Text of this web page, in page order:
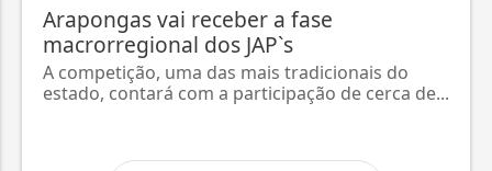
Arapongas vai receber a fase
macrorregional dos JAP`s
A competição, uma das mais tradicionais do
estado, contará com a participação de cerca de...